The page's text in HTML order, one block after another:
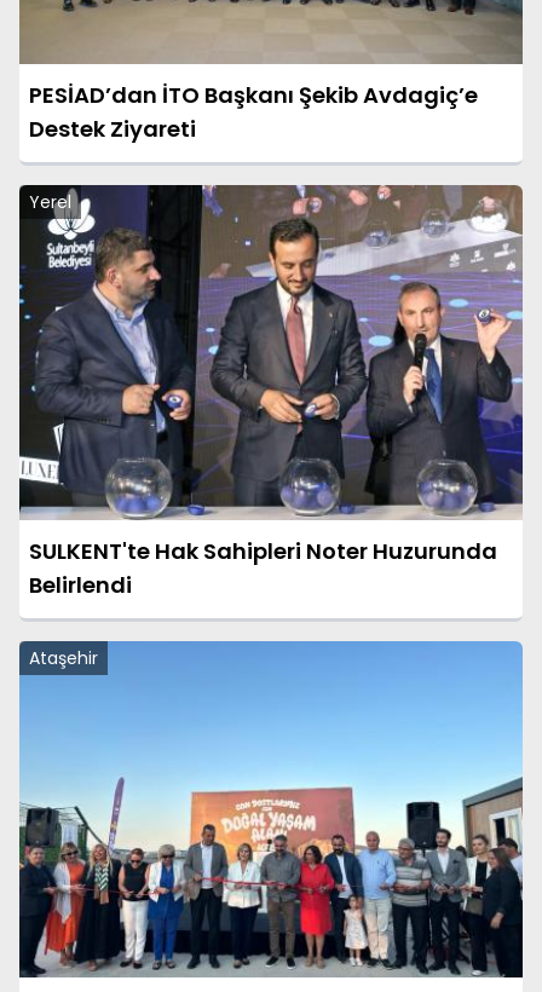
PESİAD’dan İTO Başkanı Şekib Avdagiç’e
Destek Ziyareti
Yerel
SULKENT'te Hak Sahipleri Noter Huzurunda
Belirlendi
Ataşehir